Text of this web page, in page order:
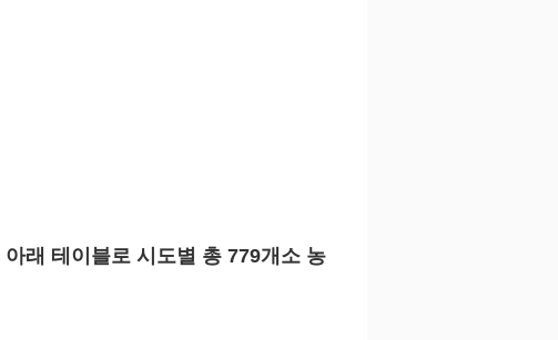
아래 테이블로 시도별 총 779개소 농